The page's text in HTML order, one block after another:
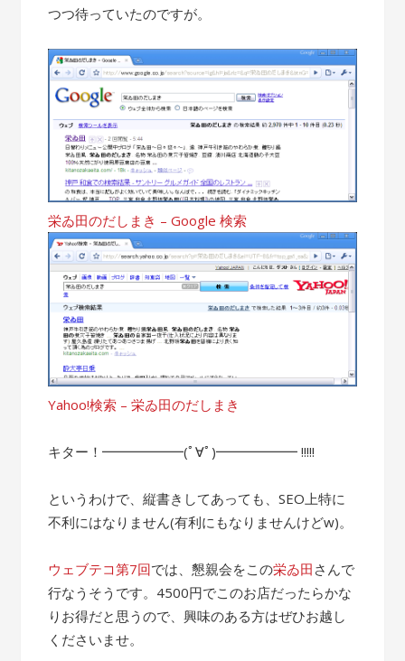
つつ待っていたのですが。
栄ゐ田のだしまき – Google 検索
Yahoo!検索 – 栄ゐ田のだしまき
キター！━━━━━━(ﾟ∀ﾟ)━━━━━━ !!!!!
というわけで、縦書きしてあっても、SEO上特に
不利にはなりません(有利にもなりませんけどw)。
ウェブテコ第7回では、懇親会をこの栄ゐ田 さんで
行なうそうです。4500円でこのお店だったらかな
りお得だと思うので、興味のある方はぜひお越し
くださいませ。